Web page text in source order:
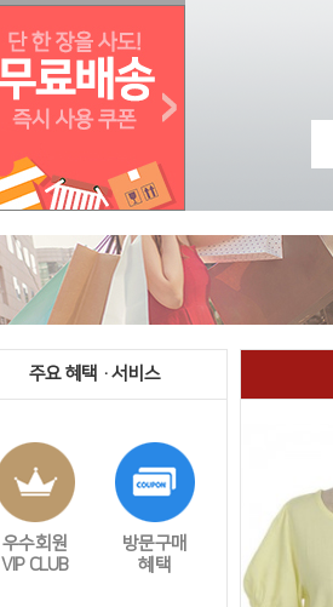
주요 혜택 · 서비스
우수회원
VIP CLUB
방문구매
혜택